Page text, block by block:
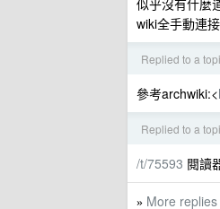
似乎沒有什麼
wiki全手動連
Replied to a
參考archwiki:<
Replied to a
/t/75593 閱讀
» More